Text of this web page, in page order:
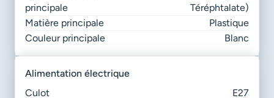
principale
Téréphtalate)
Matière principale
Plastique
Couleur principale
Blanc
alimentation électrique
Culot
E27